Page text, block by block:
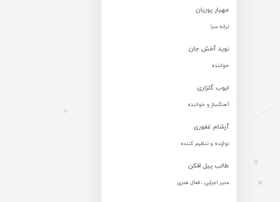
مهیار پوریان
ترانه سرا
نوید آخش جان
خواننده
ایوب گلزاری
آهنگساز و خواننده
آرشام غفوری
نوازنده و تنظیم کننده
طالب پیل افکن
مدیر اجرایی ، فعال هنری